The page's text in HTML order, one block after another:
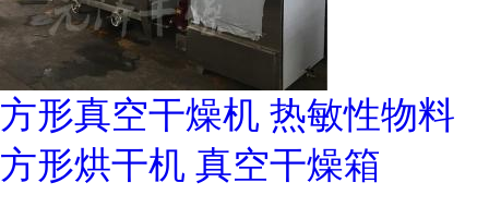
方形真空干燥机 热敏性物料
方形烘干机 真空干燥箱